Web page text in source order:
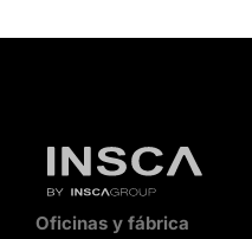
Oficinas y fábrica